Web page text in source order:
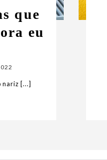
que
eu
nariz [...]